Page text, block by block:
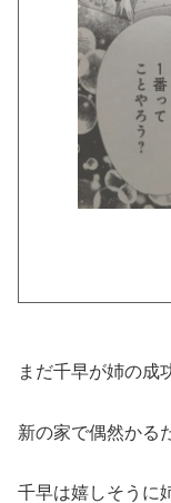
まだ千早が姉の成
新の家で偶然かる
千早は嬉しそうに